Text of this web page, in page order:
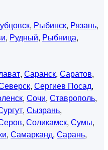
, Рыбинск, Рязань,
, Рудный, Рыбница,
, Саранск, Саратов,
, Сергиев Посад,
, Сочи, Ставрополь,
, Сызрань,
, Соликамск, Сумы,
, Самарканд, Сарань,